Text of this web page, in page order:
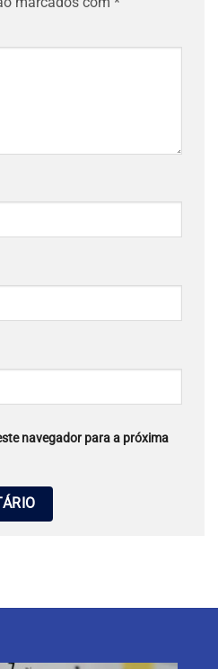
navegador para a próxima